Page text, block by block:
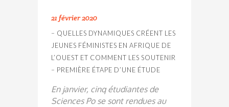
21 février 2020
– QUELLES DYNAMIQUES CRÉENT LES
JEUNES FÉMINISTES EN AFRIQUE DE
L’OUEST ET COMMENT LES SOUTENIR
– PREMIÈRE ÉTAPE D’UNE ÉTUDE
En janvier, cinq étudiantes de
Sciences Po se sont rendues au